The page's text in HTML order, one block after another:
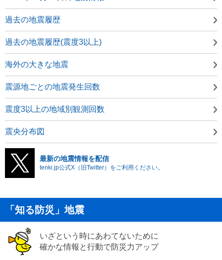
過去の地震履歴
過去の地震履歴(震度3以上)
海外の大きな地震
震源地ごとの地震発生回数
震度3以上の地域別観測回数
震央分布図
最新の地震情報を配信
tenki.jp公式X（旧Twitter）をご利用ください。
「知る防災」地震
いざという時にあわてないために
確かな情報と行動で防災力アップ